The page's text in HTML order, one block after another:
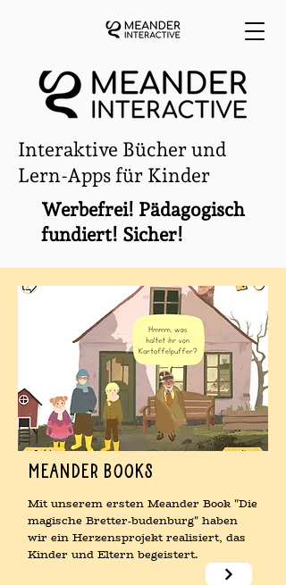
Interaktive Bücher und
Lern-Apps für Kinder
Werbefrei! Pädagogisch
fundiert! Sicher!
MEander Books
Mit unserem ersten Meander Book "Die
magische Bretter-budenburg" haben
wir ein Herzensprojekt realisiert, das
Kinder und Eltern begeistert.